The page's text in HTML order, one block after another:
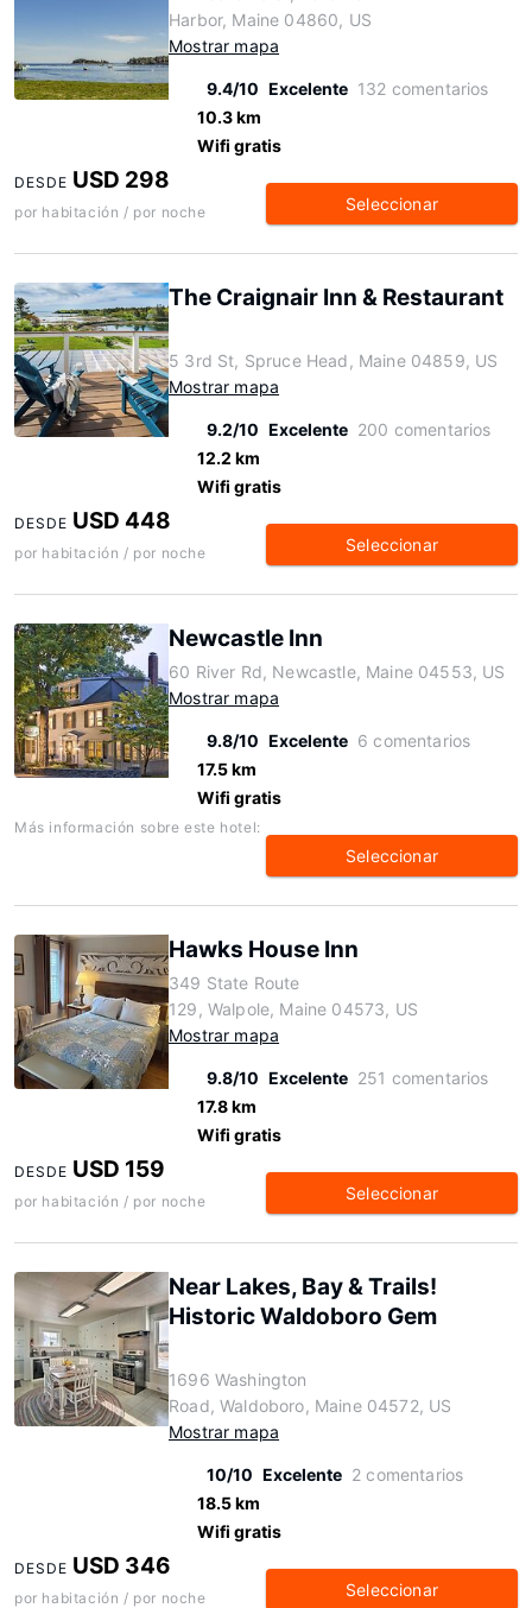
Harbor, Maine 04860, US
Mostrar mapa
9.4/10 Excelente 132 comentarios
10.3 km
Wifi gratis
DESDE USD 298
por habitación / por noche Seleccionar
The Craignair Inn & Restaurant
5 3rd St, Spruce Head, Maine 04859, US
Mostrar mapa
9.2/10 Excelente 200 comentarios
12.2 km
Wifi gratis
DESDE USD 448
por habitación / por noche Seleccionar
Newcastle Inn
60 River Rd, Newcastle, Maine 04553, US
Mostrar mapa
9.8/10 Excelente 6 comentarios
17.5 km
Wifi gratis
Más información sobre este hotel:
Seleccionar
Hawks House Inn
349 State Route
129, Walpole, Maine 04573, US
Mostrar mapa
9.8/10 Excelente 251 comentarios
17.8 km
Wifi gratis
DESDE USD 159
por habitación / por noche Seleccionar
Near Lakes, Bay & Trails!
Historic Waldoboro Gem
1696 Washington
Road, Waldoboro, Maine 04572, US
Mostrar mapa
10/10 Excelente 2 comentarios
18.5 km
Wifi gratis
DESDE USD 346
por habitación / por noche Seleccionar